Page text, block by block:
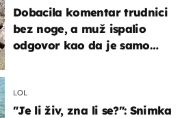
Dobacila komentar trudnici
bez noge, a muž ispalio
odgovor kao da je samo
LOL
"Je li živ, zna li se?": Snimka